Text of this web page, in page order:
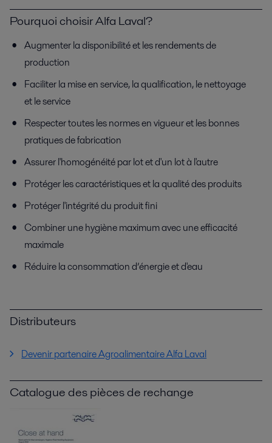
Pourquoi choisir Alfa Laval?
Augmenter la disponibilité et les rendements de
production
Faciliter la mise en service, la qualification, le nettoyage
et le service
Respecter toutes les normes en vigueur et les bonnes
pratiques de fabrication
Assurer l'homogénéité par lot et d'un lot à l'autre
Protéger les caractéristiques et la qualité des produits
Protéger l'intégrité du produit fini
Combiner une hygiène maximum avec une efficacité
maximale
Réduire la consommation d’énergie et d'eau
Distributeurs
Devenir partenaire Agroalimentaire Alfa Laval
Catalogue des pièces de rechange